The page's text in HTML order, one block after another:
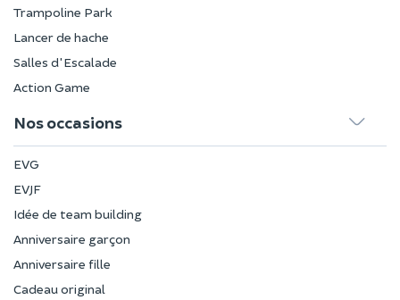
Trampoline Park
Lancer de hache
Salles d'Escalade
Action Game
Nos occasions
EVG
EVJF
Idée de team building
Anniversaire garçon
Anniversaire fille
Cadeau original